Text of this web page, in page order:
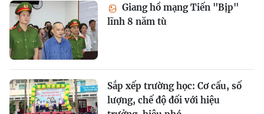
Giang hồ mạng Tiến "Bịp"
lĩnh 8 năm tù
Sắp xếp trường học: Cơ cấu, số
lượng, chế độ đối với hiệu